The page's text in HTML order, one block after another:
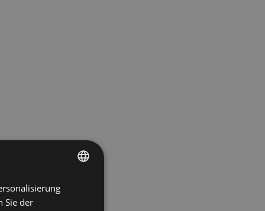
ENGLISH
Sie der